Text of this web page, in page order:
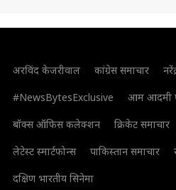
अरविंद केजरीवाल कांग्रेस समाचार
#NewsBytesExclusive
आम आदमी
बॉक्स ऑफिस कलेक्शन
क्रिकेट समाचार
लेटेस्ट स्मार्टफोन्स
पाकिस्तान समाचार
दक्षिण भारतीय सिनेमा